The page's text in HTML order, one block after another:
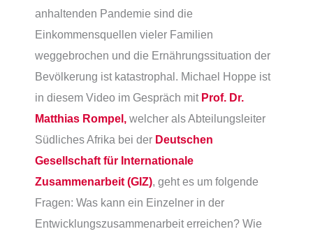
anhaltenden Pandemie sind die
Einkommensquellen vieler Familien
weggebrochen und die Ernährungssituation der
Bevölkerung ist katastrophal. Michael Hoppe ist
in diesem Video im Gespräch mit Prof. Dr.
Matthias Rompel, welcher als Abteilungsleiter
Südliches Afrika bei der Deutschen
Gesellschaft für Internationale
Zusammenarbeit (GIZ), geht es um folgende
Fragen: Was kann ein Einzelner in der
Entwicklungszusammenarbeit erreichen? Wie